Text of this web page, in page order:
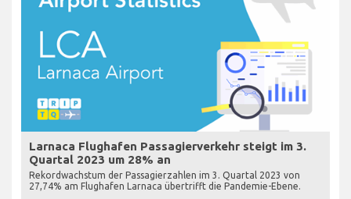
Larnaca Flughafen Passagierverkehr steigt im 3.
Quartal 2023 um 28% an
Rekordwachstum der Passagierzahlen im 3. Quartal 2023 von
27,74% am Flughafen Larnaca übertrifft die Pandemie-Ebene.